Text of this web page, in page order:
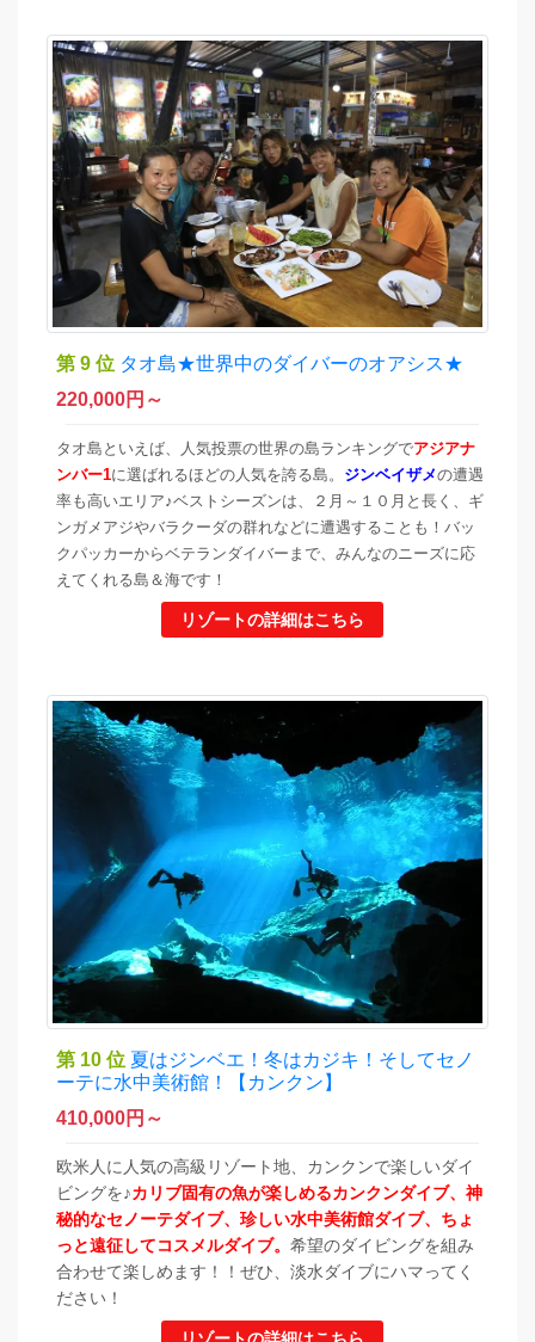
第 9 位 タオ島★世界中のダイバーのオアシス★
220,000円～
タオ島といえば、人気投票の世界の島ランキングでアジアナ
ンバー1に選ばれるほどの人気を誇る島。 ジンベイザメの遭遇
率も高いエリア♪ベストシーズンは、２月～１０月と長く、ギ
ンガメアジやバラクーダの群れなどに遭遇することも！バッ
クパッカーからベテランダイバーまで、みんなのニーズに応
えてくれる島＆海です！
リゾートの詳細はこちら
第 10 位 夏はジンベエ！冬はカジキ！そしてセノ
ーテに水中美術館！【カンクン】
410,000円～
欧米人に人気の高級リゾート地、カンクンで楽しいダイ
ビングを♪カリブ固有の魚が楽しめるカンクンダイブ、神
秘的なセノーテダイブ、珍しい水中美術館ダイブ、ちょ
っと遠征してコスメルダイブ。 希望のダイビングを組み
合わせて楽しめます！！ぜひ、淡水ダイブにハマってく
ださい！
リゾートの詳細はこちら